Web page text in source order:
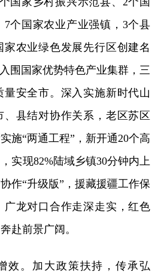
7个国家农业产业强镇，3个县
家农业绿色发展先行区创建名
围国家优势特色产业集群，三
量安全市。深入实施新时代山
县结对协作关系，老区苏区
施“两通工程”，新开通20个高
实现82%陆域乡镇30分钟内上
作“升级版”，援藏援疆工作保
广龙对口合作走深走实，红色
赴前景广阔。
效。加大政策扶持，传承弘